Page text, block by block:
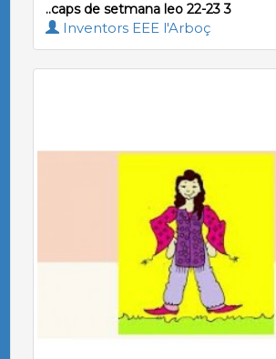
..caps de setmana leo 22-23 3
Inventors EEE l'Arboç